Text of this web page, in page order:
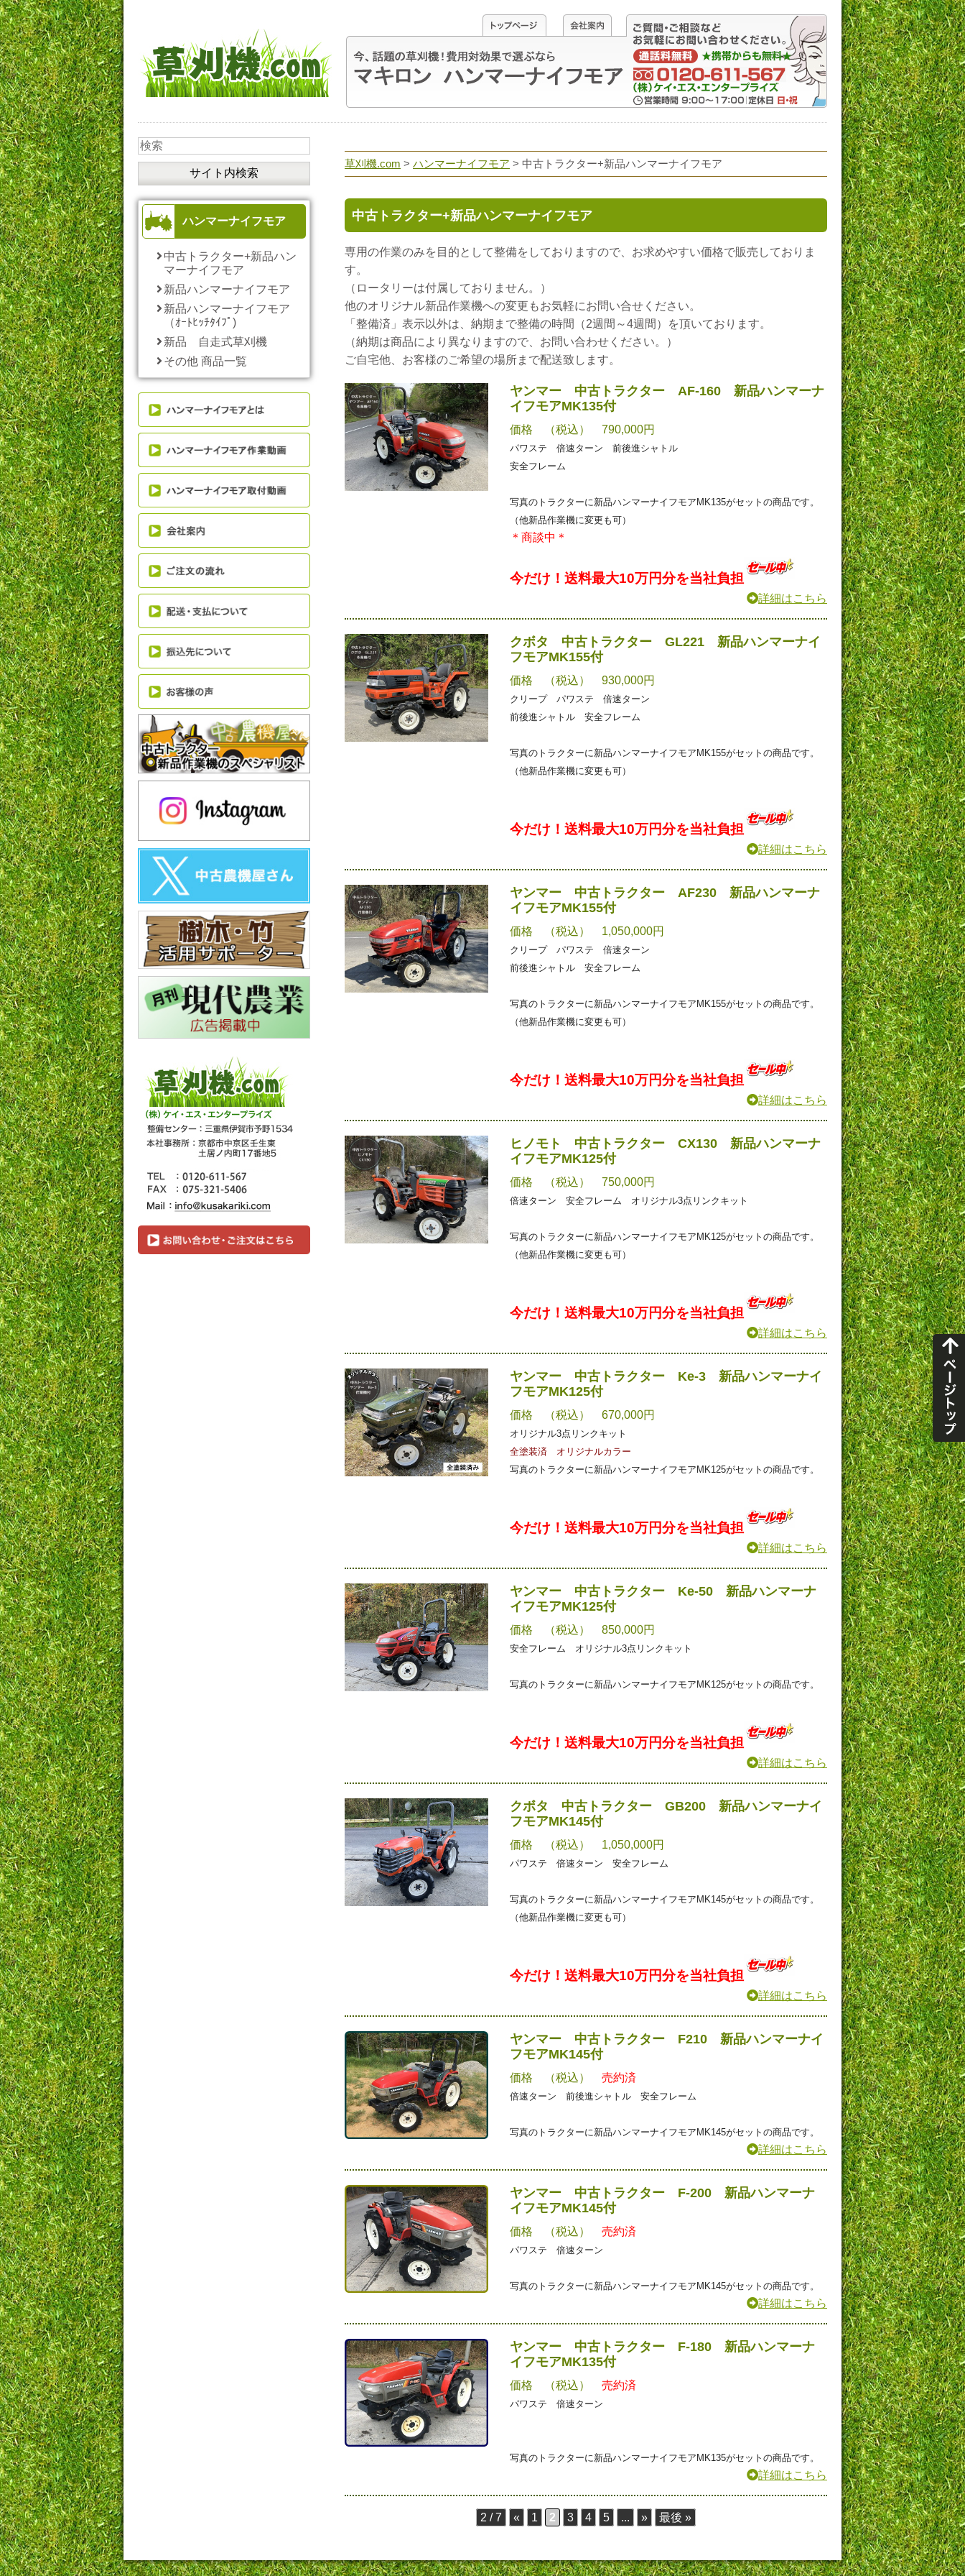
ハンマーナイフモア
中古トラクター+新品ハン
マーナイフモア
新品ハンマーナイフモア
新品ハンマーナイフモア
（ｵｰﾄﾋｯﾁﾀｲﾌﾟ)
新品 自走式草刈機
その他 商品一覧
草刈機.com > ハンマーナイフモア > 中古トラクター+新品ハンマーナイフモア
中古トラクター+新品ハンマーナイフモア
専用の作業のみを目的として整備をしておりますので、お求めやすい価格で販売しておりま
す。
（ロータリーは付属しておりません。）
他のオリジナル新品作業機への変更もお気軽にお問い合せください。
「整備済」表示以外は、納期まで整備の時間（2週間～4週間）を頂いております。
（納期は商品により異なりますので、お問い合わせください。）
ご自宅他、お客様のご希望の場所まで配送致します。
ヤンマー 中古トラクター AF-160 新品ハンマーナ
イフモアMK135付
価格 （税込） 790,000円
パワステ 倍速ターン 前後進シャトル
安全フレーム
写真のトラクターに新品ハンマーナイフモアMK135がセットの商品です。
（他新品作業機に変更も可）
＊商談中＊
今だけ！送料最大10万円分を当社負担
詳細はこちら
クボタ 中古トラクター GL221 新品ハンマーナイ
フモアMK155付
価格 （税込） 930,000円
クリープ パワステ 倍速ターン
前後進シャトル 安全フレーム
写真のトラクターに新品ハンマーナイフモアMK155がセットの商品です。
（他新品作業機に変更も可）
今だけ！送料最大10万円分を当社負担
詳細はこちら
ヤンマー 中古トラクター AF230 新品ハンマーナ
イフモアMK155付
価格 （税込） 1,050,000円
クリープ パワステ 倍速ターン
前後進シャトル 安全フレーム
写真のトラクターに新品ハンマーナイフモアMK155がセットの商品です。
（他新品作業機に変更も可）
今だけ！送料最大10万円分を当社負担
詳細はこちら
ヒノモト 中古トラクター CX130 新品ハンマーナ
イフモアMK125付
価格 （税込） 750,000円
倍速ターン 安全フレーム オリジナル3点リンクキット
写真のトラクターに新品ハンマーナイフモアMK125がセットの商品です。
（他新品作業機に変更も可）
今だけ！送料最大10万円分を当社負担
詳細はこちら
ヤンマー 中古トラクター Ke-3 新品ハンマーナイ
フモアMK125付
価格 （税込） 670,000円
オリジナル3点リンクキット
全塗装済 オリジナルカラー
写真のトラクターに新品ハンマーナイフモアMK125がセットの商品です。
今だけ！送料最大10万円分を当社負担
詳細はこちら
ヤンマー 中古トラクター Ke-50 新品ハンマーナ
イフモアMK125付
価格 （税込） 850,000円
安全フレーム オリジナル3点リンクキット
写真のトラクターに新品ハンマーナイフモアMK125がセットの商品です。
今だけ！送料最大10万円分を当社負担
詳細はこちら
クボタ 中古トラクター GB200 新品ハンマーナイ
フモアMK145付
価格 （税込） 1,050,000円
パワステ 倍速ターン 安全フレーム
写真のトラクターに新品ハンマーナイフモアMK145がセットの商品です。
（他新品作業機に変更も可）
今だけ！送料最大10万円分を当社負担
詳細はこちら
ヤンマー 中古トラクター F210 新品ハンマーナイ
フモアMK145付
価格 （税込） 売約済
倍速ターン 前後進シャトル 安全フレーム
写真のトラクターに新品ハンマーナイフモアMK145がセットの商品です。
詳細はこちら
ヤンマー 中古トラクター F-200 新品ハンマーナ
イフモアMK145付
価格 （税込） 売約済
パワステ 倍速ターン
写真のトラクターに新品ハンマーナイフモアMK145がセットの商品です。
詳細はこちら
ヤンマー 中古トラクター F-180 新品ハンマーナ
イフモアMK135付
価格 （税込） 売約済
パワステ 倍速ターン
写真のトラクターに新品ハンマーナイフモアMK135がセットの商品です。
詳細はこちら
2 / 7 « 1 2 3 4 5 ... » 最後 »